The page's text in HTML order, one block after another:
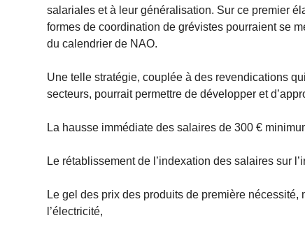
salariales et à leur généralisation. Sur ce premier
formes de coordination de grévistes pourraient se
du calendrier de NAO.
Une telle stratégie, couplée à des revendications
secteurs, pourrait permettre de développer et
La hausse immédiate des salaires de 300 €
Le rétablissement de l’indexation des salaires sur
Le gel des prix des produits de première
l’électricité,